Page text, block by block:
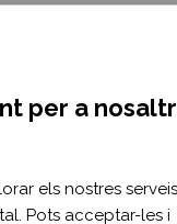
participación
per a
els nostres
Pots acceptar-les i